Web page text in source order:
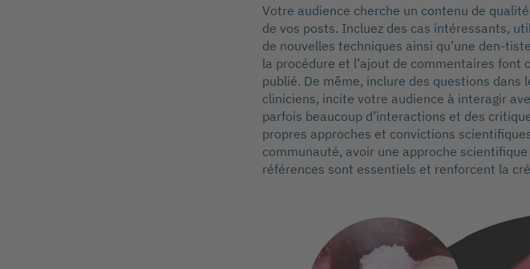
Votre audience cherche un contenu de
de vos posts. Incluez des cas intéressants,
de nouvelles techniques ainsi qu’une den-
la procédure et l’ajout de commentaires font
publié. De même, inclure des questions
cliniciens, incite votre audience à interagir
parfois beaucoup d’interactions et des
propres approches et convictions
communauté, avoir une approche
références sont essentiels et renforcent la